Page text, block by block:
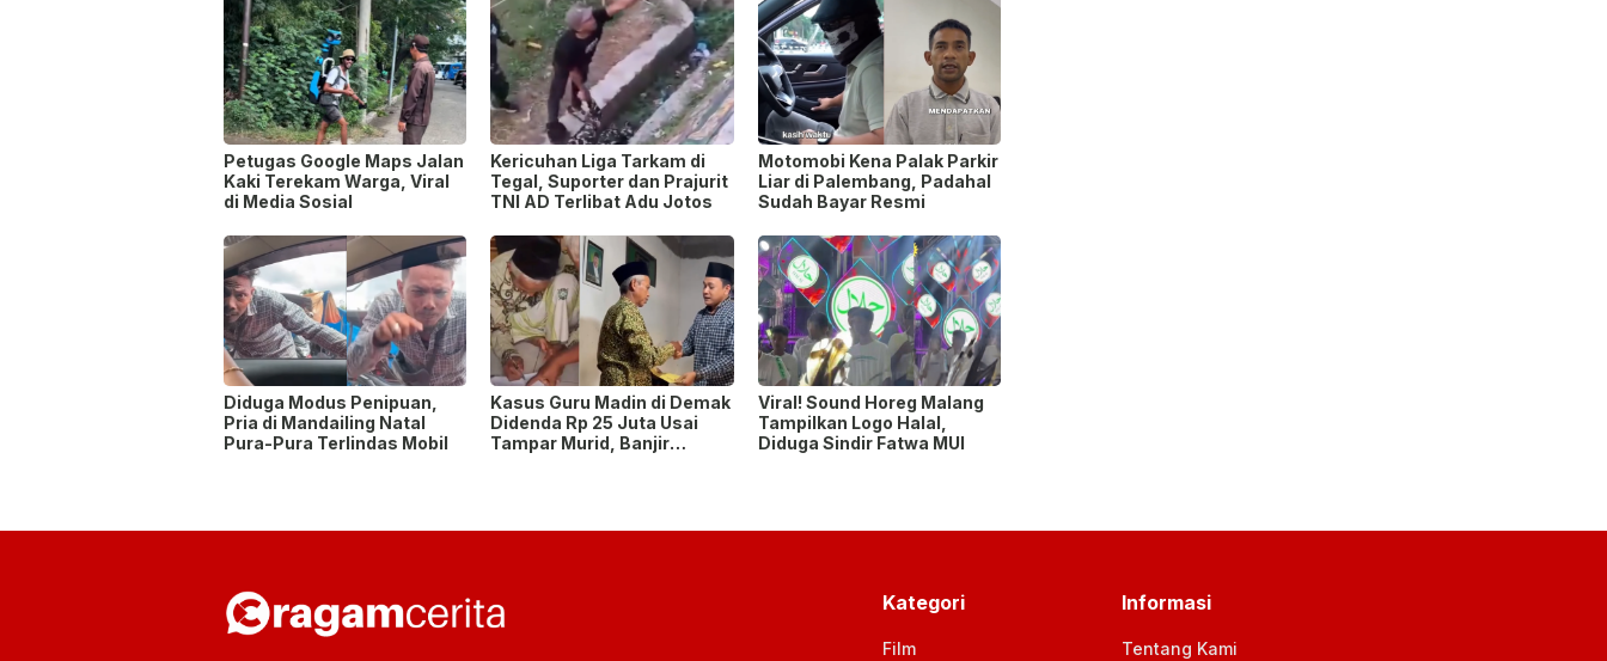
Petugas Google Maps Jalan
Kaki Terekam Warga, Viral
di Media Sosial
Kericuhan Liga Tarkam di
Tegal, Suporter dan Prajurit
TNI AD Terlibat Adu Jotos
Motomobi Kena Palak Parkir
Liar di Palembang, Padahal
Sudah Bayar Resmi
Diduga Modus Penipuan,
Pria di Mandailing Natal
Pura-Pura Terlindas Mobil
Kasus Guru Madin di Demak
Didenda Rp 25 Juta Usai
Tampar Murid, Banjir
Viral! Sound Horeg Malang
Tampilkan Logo Halal,
Diduga Sindir Fatwa MUI
Kategori
Film
Informasi
Tentang Kami